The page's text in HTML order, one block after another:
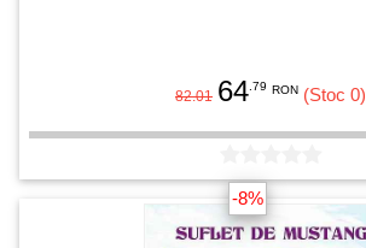
82.01 64 .79 RON (Stoc 0)
-8%